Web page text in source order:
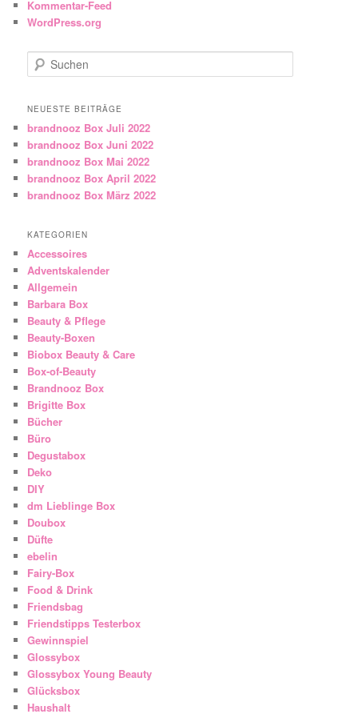
Kommentar-Feed
WordPress.org
Suchen
NEUESTE BEITRÄGE
brandnooz Box Juli 2022
brandnooz Box Juni 2022
brandnooz Box Mai 2022
brandnooz Box April 2022
brandnooz Box März 2022
KATEGORIEN
Accessoires
Adventskalender
Allgemein
Barbara Box
Beauty & Pflege
Beauty-Boxen
Biobox Beauty & Care
Box-of-Beauty
Brandnooz Box
Brigitte Box
Bücher
Büro
Degustabox
Deko
DIY
dm Lieblinge Box
Doubox
Düfte
ebelin
Fairy-Box
Food & Drink
Friendsbag
Friendstipps Testerbox
Gewinnspiel
Glossybox
Glossybox Young Beauty
Glücksbox
Haushalt